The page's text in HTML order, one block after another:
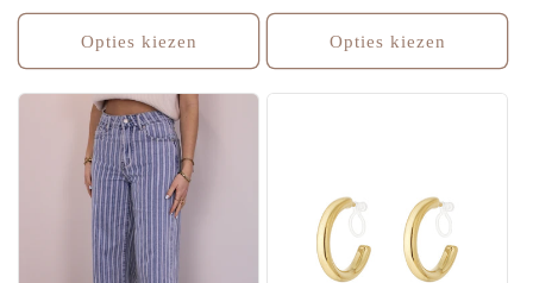
prijs
Opties kiezen
prijs
Opties kiezen